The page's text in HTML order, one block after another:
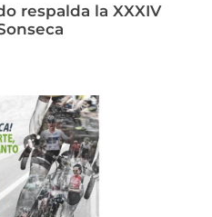
respalda la XXXIV